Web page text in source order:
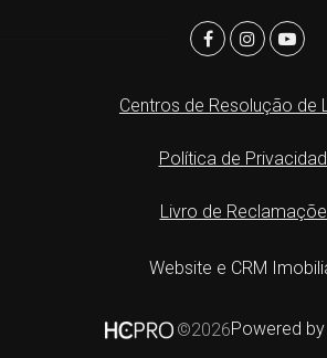
Centros de Resolução de
Política de
Livro de
Website e CRM
©2026Powered by